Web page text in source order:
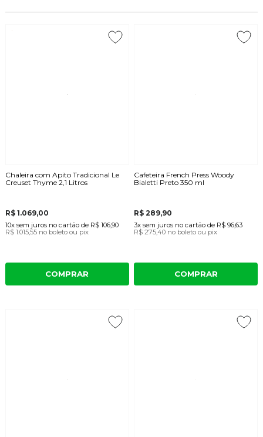
Chaleira com Apito Tradicional Le
Creuset Thyme 2,1 Litros
R$ 1.069,00
10x sem juros no cartãode R$ 106,90
R$ 1.015,55 no boleto ou pix
COMPRAR
Cafeteira French Press Woody
Bialetti Preto 350 ml
R$ 289,90
3x sem juros no cartão de R$ 96,63
R$ 275,40 no boleto ou pix
COMPRAR